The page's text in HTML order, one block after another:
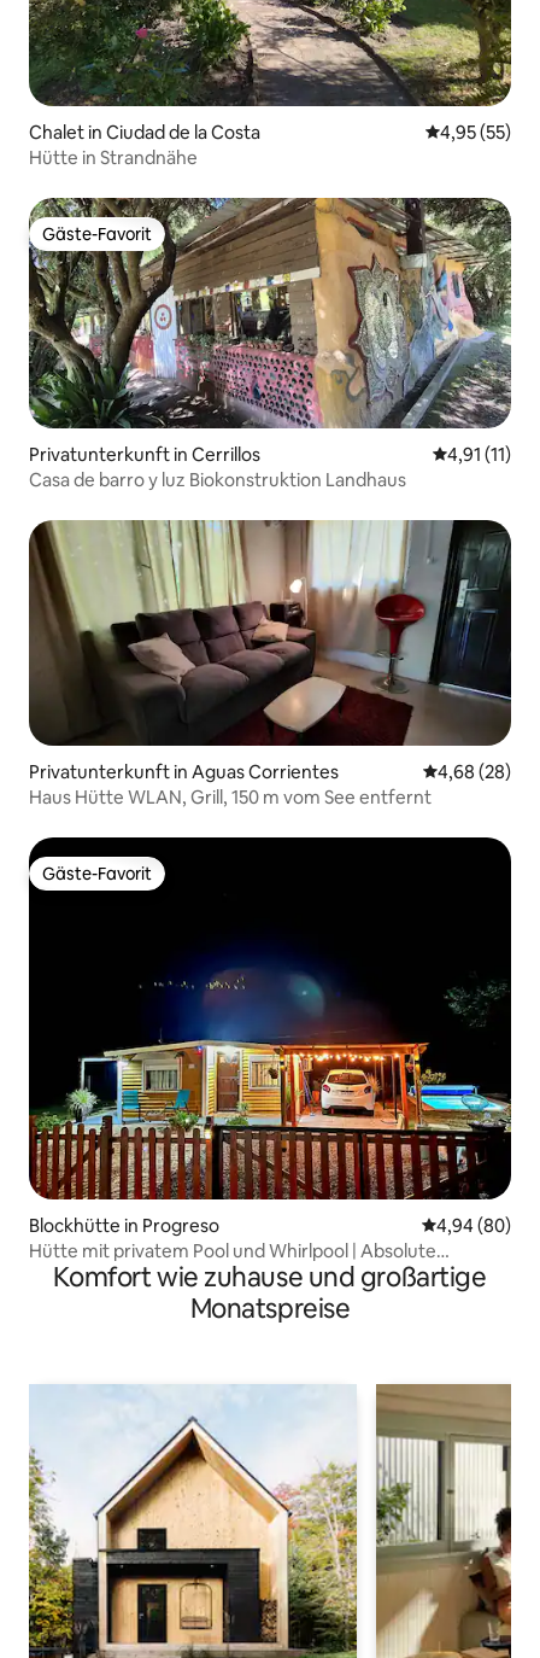
Chalet in Ciudad de la Costa
4,95 (55)
Hütte in Strandnähe
Gäste-Favorit
Gäste-Favorit
Privatunterkunft in Cerrillos
4,91 (11)
Casa de barro y luz Biokonstruktion Landhaus
Privatunterkunft in Aguas Corrientes
4,68 (28)
Haus Hütte WLAN, Grill, 150 m vom See entfernt
Gäste-Favorit
Gäste-Favorit
Blockhütte in Progreso
4,94 (80)
Hütte mit privatem Pool und Whirlpool | Absolute
Entspannung
Komfort wie zuhause und großartige
Monatspreise